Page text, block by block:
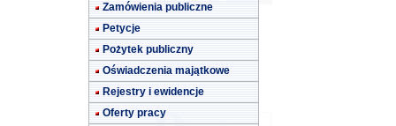
Zamówienia publiczne
Petycje
Pożytek publiczny
Oświadczenia majątkowe
Rejestry i ewidencje
Oferty pracy